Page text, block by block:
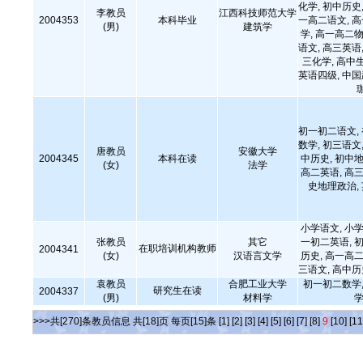
2004353
李教员
(男)
本科毕业
江西科技师范大学
建筑学
化学, 初中历
一高二语文,
学, 高一高二
语文, 高三英
三化学, 高中
英语四级, 中
2004345
唐教员
(女)
本科在读
安徽大学
法学
初一初二语文,
数学, 初三语
中历史, 初中
高二英语, 高
史地理政治,
2004341
张教员
(女)
在职培训机构教师
其它
汉语言文学
小学语文, 小
一初二英语,
历史, 高一高
三语文, 高中
2004337
袁教员
(男)
研究生在读
合肥工业大学
材料学
初一初二数
>>>共[270]条教员信息 共[18]页 每页[15]条 [1] [2] [3] [4] [5] [6] [7] [8] 9 [10]